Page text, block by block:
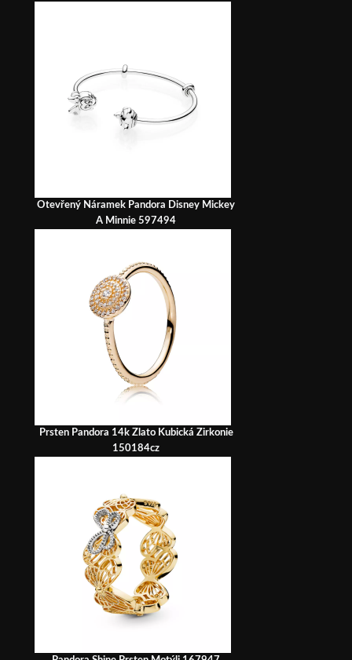
Otevřený Náramek Pandora Disney Mickey
A Minnie 597494
Prsten Pandora 14k Zlato Kubická Zirkonie
150184cz